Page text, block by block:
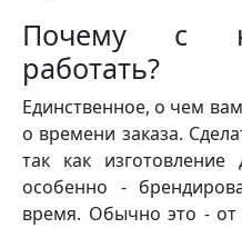
Почему с
работать?
Единственное, о чем
о времени заказа.
так как изготовление
особенно -
время. Обычно это - от